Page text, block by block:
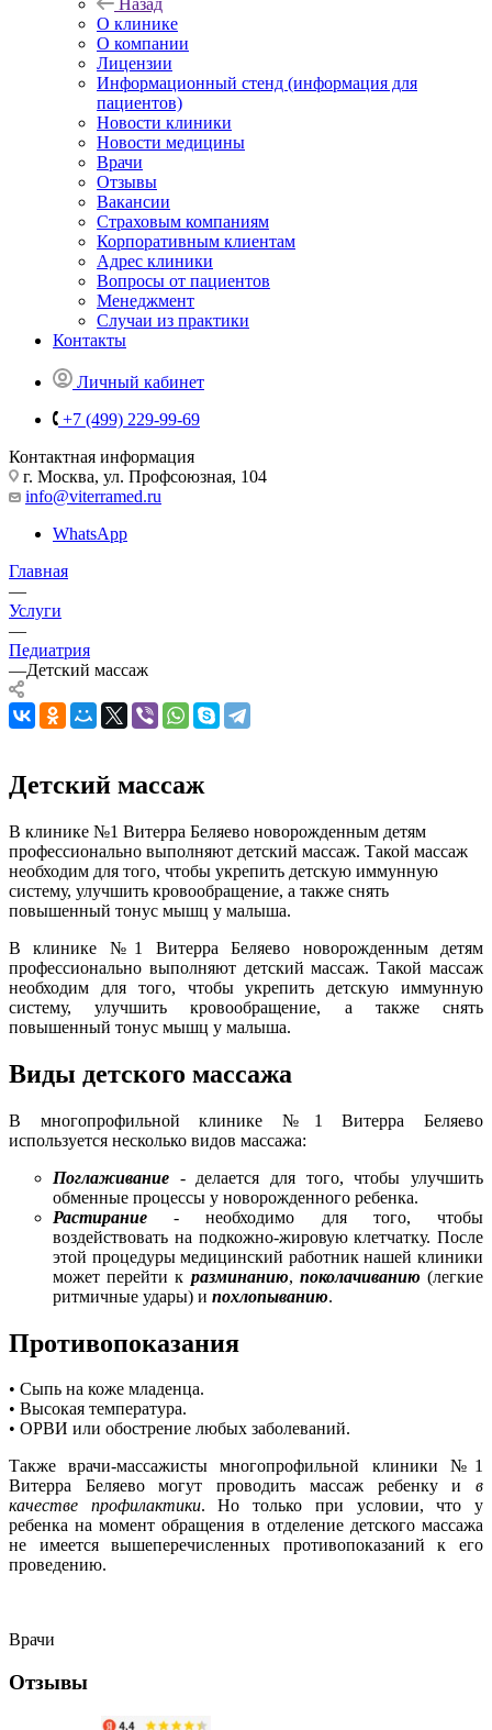
Назад
О клинике
О компании
Лицензии
Информационный стенд (информация для
пациентов)
Новости клиники
Новости медицины
Врачи
Отзывы
Вакансии
Страховым компаниям
Корпоративным клиентам
Адрес клиники
Вопросы от пациентов
Менеджмент
Случаи из практики
Контакты
Личный кабинет
+7 (499) 229-99-69
Контактная информация
г. Москва, ул. Профсоюзная, 104
info@viterramed.ru
WhatsApp
Главная
—
Услуги
—
Педиатрия
—Детский массаж
Детский массаж
В клинике №1 Витерра Беляево новорожденным детям
профессионально выполняют детский массаж. Такой массаж
необходим для того, чтобы укрепить детскую иммунную
систему, улучшить кровообращение, а также снять
повышенный тонус мышц у малыша.
В клинике №1 Витерра Беляево новорожденным детям
профессионально выполняют детский массаж. Такой массаж
необходим для того, чтобы укрепить детскую иммунную
систему, улучшить кровообращение, а также снять
повышенный тонус мышц у малыша.
Виды детского массажа
В многопрофильной клинике №1 Витерра Беляево
используется несколько видов массажа:
Поглаживание - делается для того, чтобы улучшить
обменные процессы у новорожденного ребенка.
Растирание- необходимо для того, чтобы
воздействовать на подкожно-жировую клетчатку. После
этой процедуры медицинский работник нашей клиники
может перейти к разминанию, поколачиванию (легкие
ритмичные удары) и похлопыванию.
Противопоказания
• Сыпь на коже младенца.
• Высокая температура.
• ОРВИ или обострение любых заболеваний.
Также врачи-массажисты многопрофильной клиники №1
Витерра Беляево могут проводить массаж ребенку и в
качестве профилактики. Но только при условии, что у
ребенка на момент обращения в отделение детского массажа
не имеется вышеперечисленных противопоказаний к его
проведению.
Врачи
Отзывы